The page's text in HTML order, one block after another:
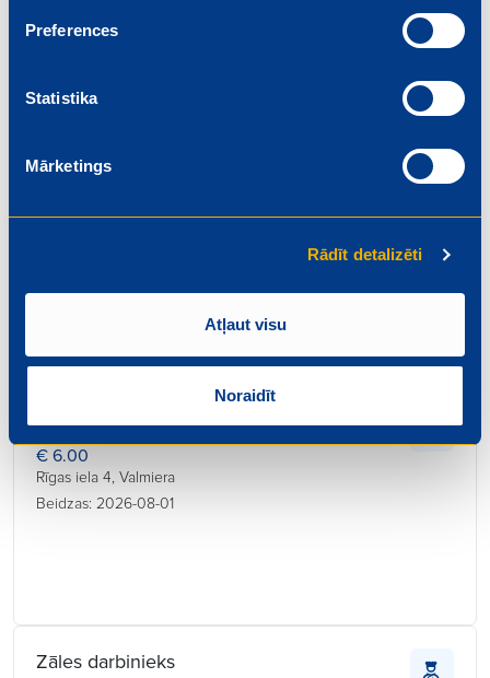
Preferences
Statistika
Mārketings
Rādīt detalizēti
Atļaut visu
Noraidīt
Beidzas: 2026-08-01
Pārdevējs
€ 6.20
Konditors – maiznieks
€ 6.00
Rīgas iela 4, Valmiera
Beidzas: 2026-08-01
Zāles darbinieks